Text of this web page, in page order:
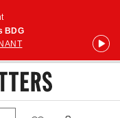
BDG